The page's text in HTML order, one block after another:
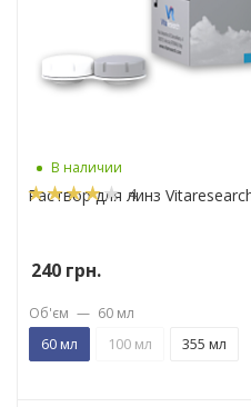
В наличии
4
Раствор для линз
240 грн.
Об'єм — 60 мл
60 мл 100 мл 355 мл